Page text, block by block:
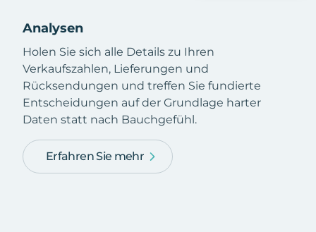
Analysen
Holen Sie sich alle Details zu Ihren
Verkaufszahlen, Lieferungen und
Rücksendungen und treffen Sie fundierte
Entscheidungen auf der Grundlage harter
Daten statt nach Bauchgefühl.
Erfahren Sie mehr